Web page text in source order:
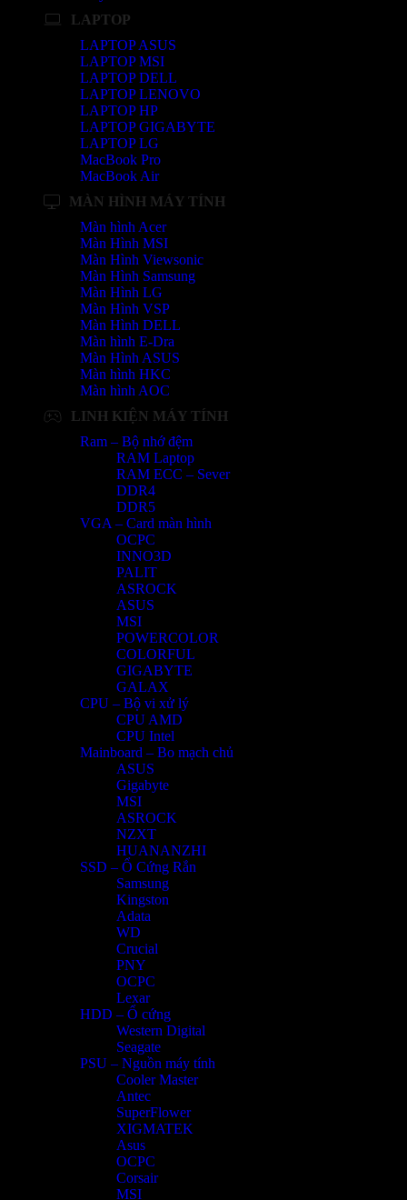
LAPTOP
LAPTOP ASUS
LAPTOP MSI
LAPTOP DELL
LAPTOP LENOVO
LAPTOP HP
LAPTOP GIGABYTE
LAPTOP LG
MacBook Pro
MacBook Air
MÀN HÌNH MÁY TÍNH
Màn hình Acer
Màn Hình MSI
Màn Hình Viewsonic
Màn Hình Samsung
Màn Hình LG
Màn Hình VSP
Màn Hình DELL
Màn hình E-Dra
Màn Hình ASUS
Màn hình HKC
Màn hình AOC
LINH KIỆN MÁY TÍNH
Ram – Bộ nhớ đệm
RAM Laptop
RAM ECC – Sever
DDR4
DDR5
VGA – Card màn hình
OCPC
INNO3D
PALIT
ASROCK
ASUS
MSI
POWERCOLOR
COLORFUL
GIGABYTE
GALAX
CPU – Bộ vi xử lý
CPU AMD
CPU Intel
Mainboard – Bo mạch chủ
ASUS
Gigabyte
MSI
ASROCK
NZXT
HUANANZHI
SSD – Ổ Cứng Rắn
Samsung
Kingston
Adata
WD
Crucial
PNY
OCPC
Lexar
HDD – Ổ cứng
Western Digital
Seagate
PSU – Nguồn máy tính
Cooler Master
Antec
SuperFlower
XIGMATEK
Asus
OCPC
Corsair
MSI